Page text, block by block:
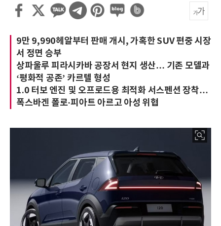
9만 9,990헤알부터 판매 개시, 가혹한 SUV 편중 시장
서 정면 승부
상파울루 피라시카바 공장서 현지 생산… 기존 모델과
‘평화적 공존’ 카르텔 형성
1.0 터보 엔진 및 오프로드용 최적화 서스펜션 장착…
폭스바겐 폴로·피아트 아르고 아성 위협